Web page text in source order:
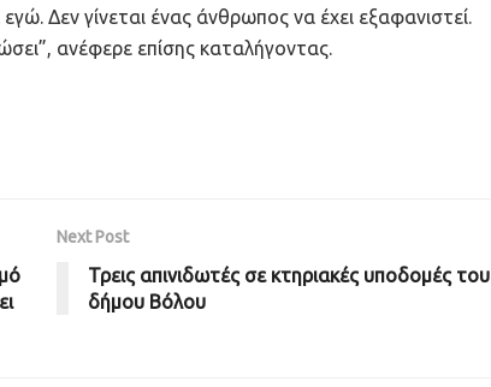
Δεν γίνεται ένας άνθρωπος να έχει εξαφανιστεί.
ανέφερε επίσης καταλήγοντας.
Next Post
Τρεις απινιδωτές σε κτηριακές υποδομές του
δήμου Βόλου